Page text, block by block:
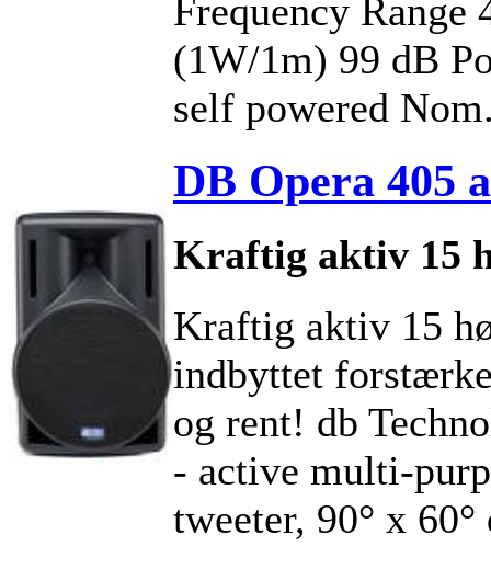
Frequency Range
(1W/1m) 99 dB
self powered
DB Opera 405
Kraftig aktiv 15
Kraftig aktiv 15
indbyttet
og rent! db
- active multi-
tweeter, 90° x